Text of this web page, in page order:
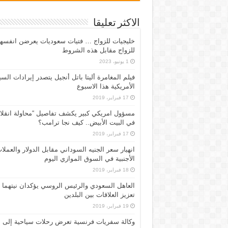
الاكثر تعليقا
خليجيات للزواج … فتيات سعوديات يعرضن
للزواج مقابل هذه الشروط
1 يونيو، 2023
فيلم المغامرة أليتا‭ ‬باتل أنجيل يتصدر إيرادات
الأمريكية هذا الاسبوع
17 فبراير، 2019
مسؤول امريكي كبير يكشف تفاصيل “محاولة
في البيت الأبيض.. كيف نجا ترامب؟
17 فبراير، 2019
انهيار سعر الجنيه السوداني مقابل الدولار
الأجنبية في السوق الموازي اليوم
18 فبراير، 2019
العاهل السعودي والرئيس الروسي يؤكدان نيتهما
تعزيز العلاقات بين البلدين
19 فبراير، 2019
وكالة سفريات فرنسية تعرض رحلات سياحية إلى